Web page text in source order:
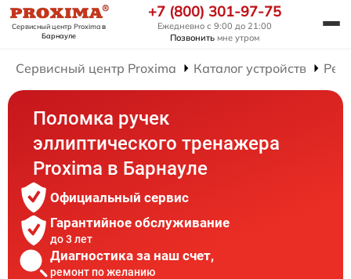
Сервисный центр Proximaв
Барнауле
+7 (800) 301-97-75
Ежедневно с 9:00 до 21:00
Позвонить мне утром
Сервисный центр Proxima Каталог устройств
Поломка ручек
эллиптического тренажера
Proxima в Барнауле
Официальный сервис
Гарантийное обслуживание
до 3 лет
Диагностика за наш счет,
ремонт по желанию